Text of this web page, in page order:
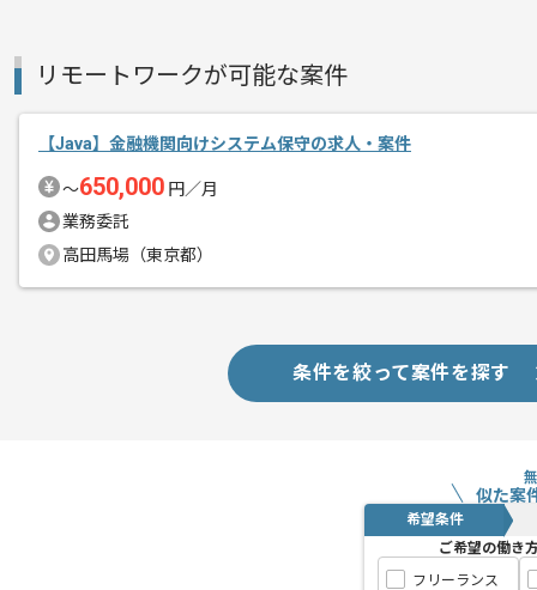
リモートワークが可能な案件
【Java】金融機関向けシステム保守の求人・案件
〜650,000 円／月
業務委託
高田馬場（東京都）
条件を絞って案件を探す
似た案
希望条件
ご希望の働き
フリーランス